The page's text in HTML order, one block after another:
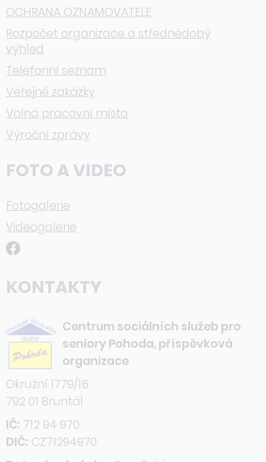
OCHRANA OZNAMOVATELE
Rozpočet organizace a střednědobý
výhled
Telefonní seznam
Veřejné zakázky
Volná pracovní místa
Výroční zprávy
FOTO A VIDEO
Fotogalerie
Videogalerie
KONTAKTY
Centrum sociálních služeb pro
seniory Pohoda, příspěvková
organizace
Okružní 1779/16
792 01 Bruntál
IČ: 712 94 970
DIČ: CZ71294970